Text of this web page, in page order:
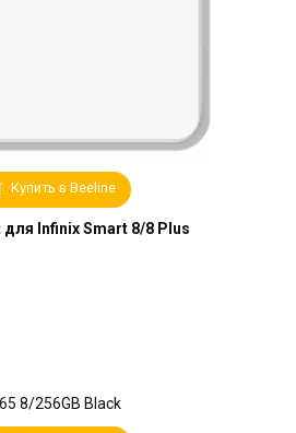
Купить в Beeline
Infinix Smart 8/8 Plus